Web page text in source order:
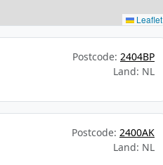
Leaflet
Postcode: 2404BP
Land: NL
Postcode: 2400AK
Land: NL